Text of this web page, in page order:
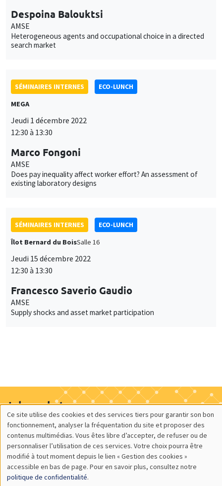
Despoina Balouktsi
AMSE
Heterogeneous agents and occupational choice in a directed
search market
SÉMINAIRES INTERNES
ECO-LUNCH
MEGA
Jeudi 1 décembre 2022
12:30 à 13:30
Marco Fongoni
AMSE
Does pay inequality affect worker effort? An assessment of
existing laboratory designs
SÉMINAIRES INTERNES
ECO-LUNCH
Îlot Bernard du BoisSalle 16
Jeudi 15 décembre 2022
12:30 à 13:30
Francesco Saverio Gaudio
AMSE
Supply shocks and asset market participation
Job market
Retrouvez l'ensemble de nos candidats disponibles
actuellement sur le Job market
Candidats
À propos
Utilisation
des
données
personnelles
Ce site utilise des cookies et des services tiers pour garantir son bon
fonctionnement, analyser la fréquentation du site et proposer des
contenus multimédias. Vous êtes libre d’accepter, de refuser ou de
personnaliser l’utilisation de ces services. Votre choix pourra être
modifié à tout moment depuis le lien « Gestion des cookies »
accessible en bas de page. Pour en savoir plus, consultez notre
politique de confidentialité.